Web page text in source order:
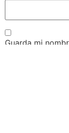
Guarda mi